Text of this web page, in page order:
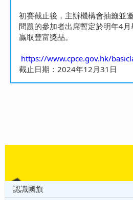
初賽截止後，主辦機構會抽籤並
問題的參加者出席暫定於明年4月
贏取豐富獎品。
https://www.cpce.gov.hk/
截止日期：2024年12月31日
認識國旗